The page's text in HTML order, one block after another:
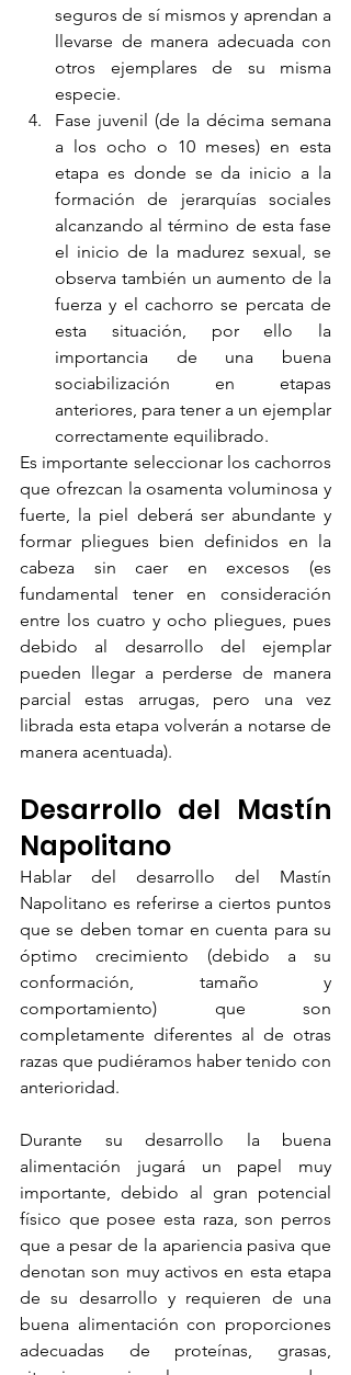
seguros de sí mismos y aprendan a
llevarse de manera adecuada con
otros ejemplares de su misma
especie.
Fase juvenil (de la décima semana
a los ocho o 10 meses) en esta
etapa es donde se da inicio a la
formación de jerarquías sociales
alcanzando al término de esta fase
el inicio de la madurez sexual, se
observa también un aumento de la
fuerza y el cachorro se percata de
esta situación, por ello la
importancia de una buena
sociabilización en etapas
anteriores, para tener a un ejemplar
correctamente equilibrado.
Es importante seleccionar los cachorros
que ofrezcan la osamenta voluminosa y
fuerte, la piel deberá ser abundante y
formar pliegues bien definidos en la
cabeza sin caer en excesos (es
fundamental tener en consideración
entre los cuatro y ocho pliegues, pues
debido al desarrollo del ejemplar
pueden llegar a perderse de manera
parcial estas arrugas, pero una vez
librada esta etapa volverán a notarse de
manera acentuada).
Desarrollo del Mastín
Napolitano
Hablar del desarrollo del Mastín
Napolitano es referirse a ciertos puntos
que se deben tomar en cuenta para su
óptimo crecimiento (debido a su
conformación, tamaño y
comportamiento) que son
completamente diferentes al de otras
razas que pudiéramos haber tenido con
anterioridad.
Durante su desarrollo la buena
alimentación jugará un papel muy
importante, debido al gran potencial
físico que posee esta raza, son perros
que a pesar de la apariencia pasiva que
denotan son muy activos en esta etapa
de su desarrollo y requieren de una
buena alimentación con proporciones
adecuadas de proteínas, grasas,